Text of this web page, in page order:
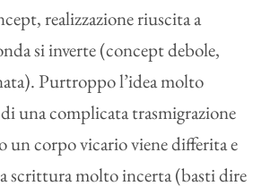
realizzazione riuscita a
si inverte (concept debole,
Purtroppo l’idea molto
una complicata trasmigrazione
un corpo vicario viene differita e
scrittura molto incerta (basti dire